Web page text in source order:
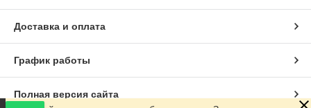
Доставка и оплата
График работы
Полная версия сайта